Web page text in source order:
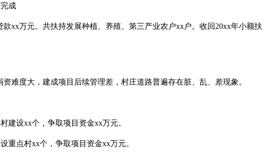
成
款xx万元。共扶持发展种植、养殖、第三产业农户xx户。收回20xx年小额扶
难度大，建成项目后续管理差，村庄道路普遍存在脏、乱、差现象。
建设xx个，争取项目资金xx万元。
重点村xx个，争取项目资金xx万元。